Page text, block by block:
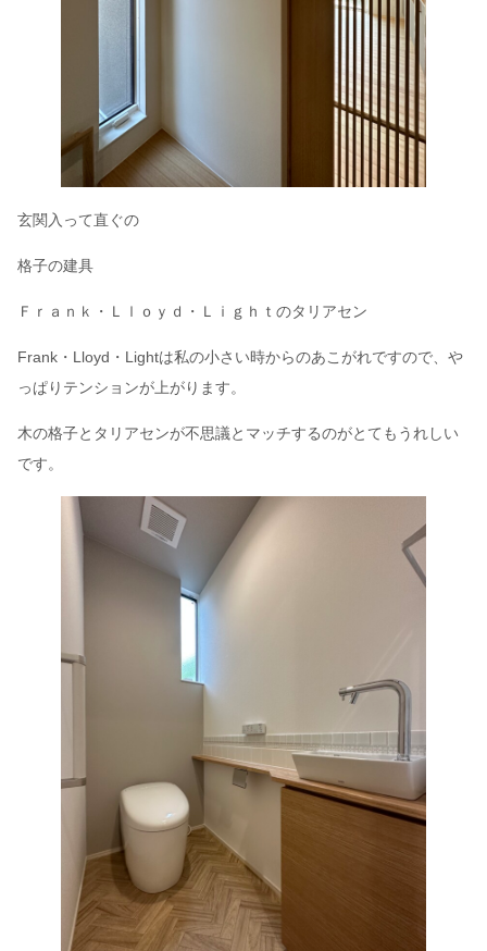
玄関入って直ぐの
格子の建具
Ｆｒａｎｋ・Ｌｌｏｙｄ・Ｌｉｇｈｔのタリアセン
Frank・Lloyd・Lightは私の小さい時からのあこがれですので、や
っぱりテンションが上がります。
木の格子とタリアセンが不思議とマッチするのがとてもうれしい
です。